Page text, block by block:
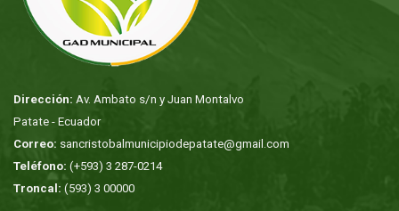
Dirección: Av. Ambato s/n y Juan Montalvo
Patate - Ecuador
Correo: sancristobalmunicipiodepatate@gmail.com
Teléfono: (+593) 3 287-0214
Troncal: (593) 3 00000